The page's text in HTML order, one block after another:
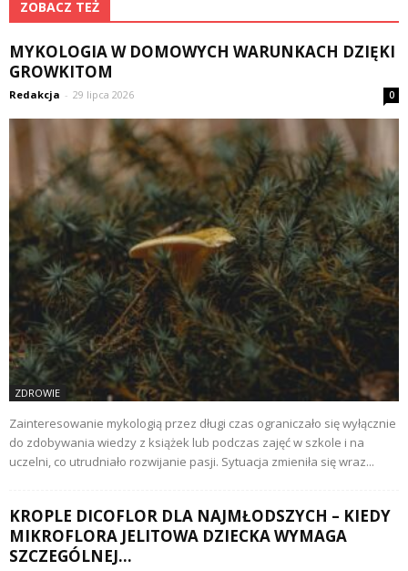
ZOBACZ TEŻ
MYKOLOGIA W DOMOWYCH WARUNKACH DZIĘKI
GROWKITOM
Redakcja - 29 lipca 2026 0
ZDROWIE
Zainteresowanie mykologią przez długi czas ograniczało się wyłącznie
do zdobywania wiedzy z książek lub podczas zajęć w szkole i na
uczelni, co utrudniało rozwijanie pasji. Sytuacja zmieniła się wraz...
KROPLE DICOFLOR DLA NAJMŁODSZYCH – KIEDY
MIKROFLORA JELITOWA DZIECKA WYMAGA
SZCZEGÓLNEJ...